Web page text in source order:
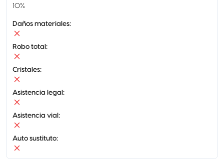
10%
Daños materiales:
Robo total :
Cristales:
Asistencia legal :
Asistencia vial :
Auto sustituto: